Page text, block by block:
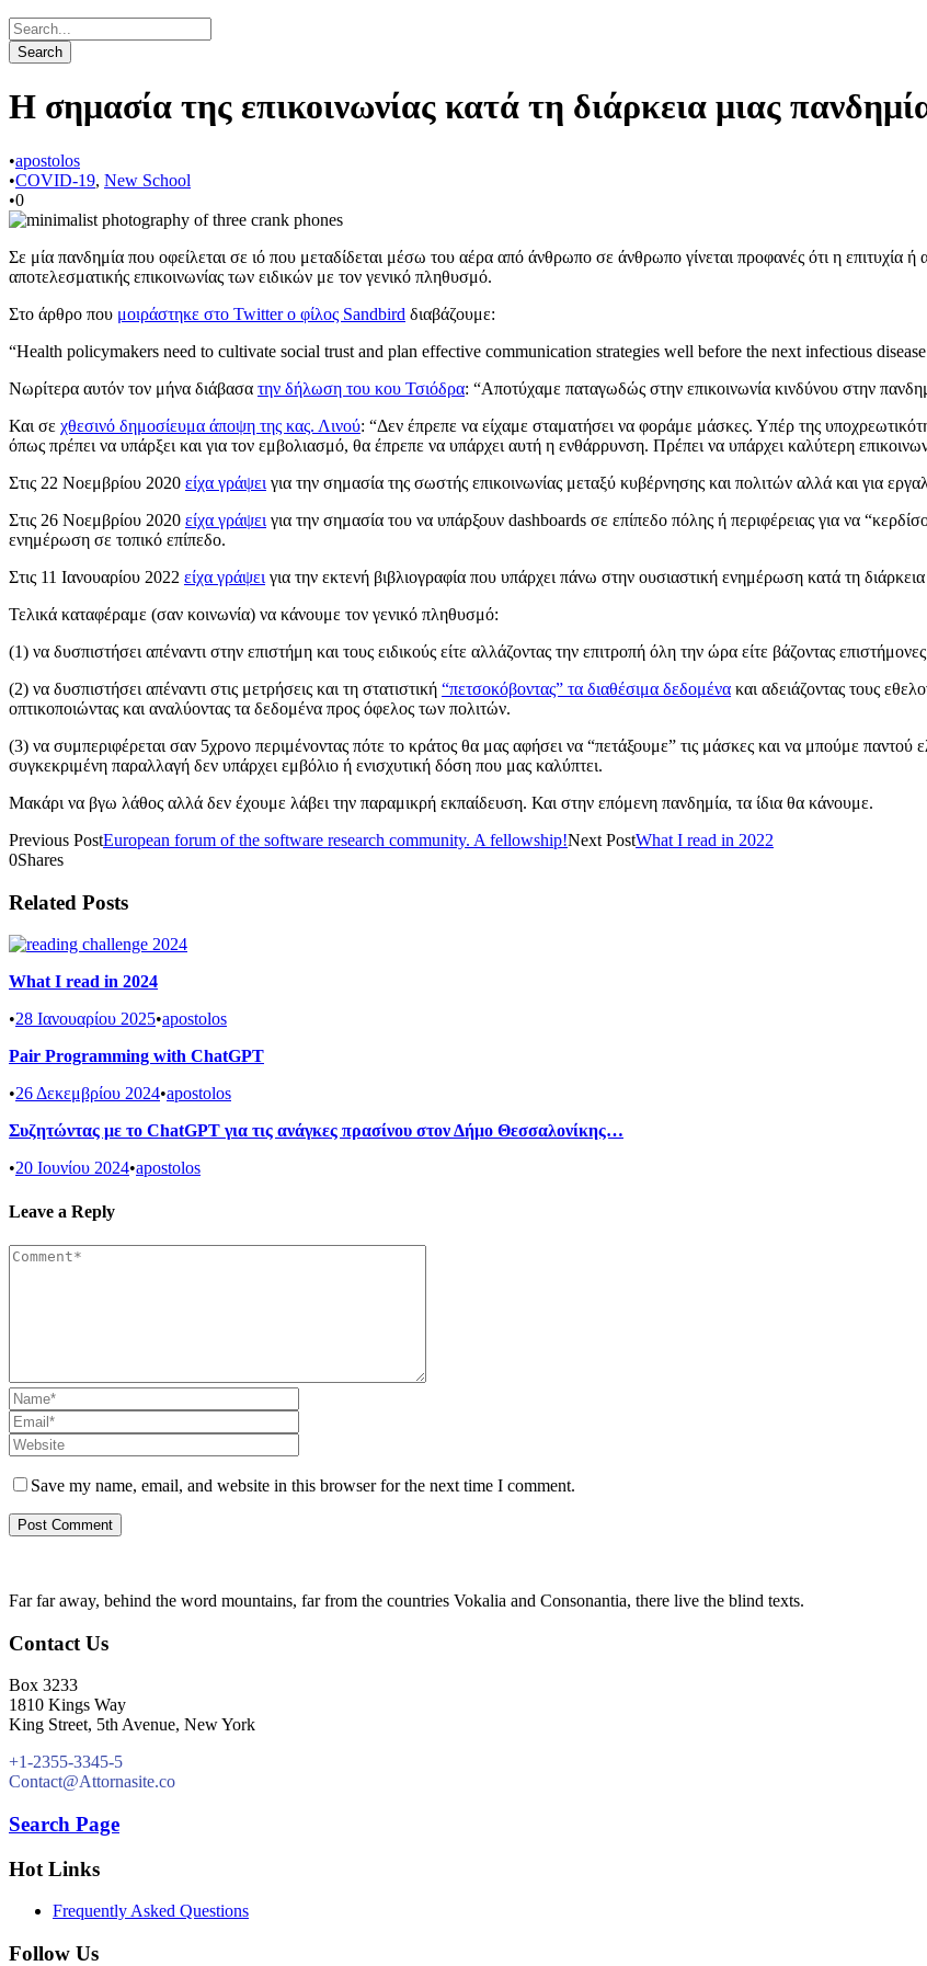
Η σημασία της επικοινωνίας κατά τη διάρκεια μιας
•apostolos
•COVID-19, New School
•0
Σε μία πανδημία που οφείλεται σε ιό που μεταδίδεται μέσω του αέρα από άνθρωπο σε άνθρωπο γίνεται προφανές ότι η επιτυχία ή
αποτελεσματικής επικοινωνίας των ειδικών με τον γενικό πληθυσμό.
Στο άρθρο που μοιράστηκε στο Twitter ο φίλος Sandbird διαβάζουμε:
“Health policymakers need to cultivate social trust and plan effective communication strategies well before the next infectious
Νωρίτερα αυτόν τον μήνα διάβασα την δήλωση του κου Τσιόδρα: “Αποτύχαμε παταγωδώς στην επικοινωνία κινδύνου στην
Και σε χθεσινό δημοσίευμα άποψη της κας. Λινού: “Δεν έπρεπε να είχαμε σταματήσει να φοράμε μάσκες. Υπέρ της
όπως πρέπει να υπάρξει και για τον εμβολιασμό, θα έπρεπε να υπάρχει αυτή η ενθάρρυνση. Πρέπει να υπάρχει καλύτερη
Στις 22 Νοεμβρίου 2020 είχα γράψει για την σημασία της σωστής επικοινωνίας μεταξύ κυβέρνησης και πολιτών αλλά και για
Στις 26 Νοεμβρίου 2020 είχα γράψει για την σημασία του να υπάρξουν dashboards σε επίπεδο πόλης ή περιφέρειας για να
ενημέρωση σε τοπικό επίπεδο.
Στις 11 Ιανουαρίου 2022 είχα γράψει για την εκτενή βιβλιογραφία που υπάρχει πάνω στην ουσιαστική ενημέρωση κατά τη
Τελικά καταφέραμε (σαν κοινωνία) να κάνουμε τον γενικό πληθυσμό:
(1) να δυσπιστήσει απέναντι στην επιστήμη και τους ειδικούς είτε αλλάζοντας την επιτροπή όλη την ώρα είτε βάζοντας
(2) να δυσπιστήσει απέναντι στις μετρήσεις και τη στατιστική “πετσοκόβοντας” τα διαθέσιμα δεδομένα και αδειάζοντας τους
οπτικοποιώντας και αναλύοντας τα δεδομένα προς όφελος των πολιτών.
(3) να συμπεριφέρεται σαν 5χρονο περιμένοντας πότε το κράτος θα μας αφήσει να “πετάξουμε” τις μάσκες και να μπούμε παντού
συγκεκριμένη παραλλαγή δεν υπάρχει εμβόλιο ή ενισχυτική δόση που μας καλύπτει.
Μακάρι να βγω λάθος αλλά δεν έχουμε λάβει την παραμικρή εκπαίδευση. Και στην επόμενη πανδημία, τα ίδια θα κάνουμε.
Previous PostEuropean forum of the software research community. A fellowship!Next PostWhat I read in 2022
0Shares
Related Posts
What I read in 2024
•28 Ιανουαρίου 2025•apostolos
Pair Programming with ChatGPT
•26 Δεκεμβρίου 2024•apostolos
Συζητώντας με το ChatGPT για τις ανάγκες πρασίνου στον Δήμο Θεσσαλονίκης…
•20 Ιουνίου 2024•apostolos
Leave a Reply
Save my name, email, and website in this browser for the next time I comment.
Far far away, behind the word mountains, far from the countries Vokalia and Consonantia, there live the blind texts.
Contact Us
Box 3233
1810 Kings Way
King Street, 5th Avenue, New York
+1-2355-3345-5
Contact@Attornasite.co
Search Page
Hot Links
Frequently Asked Questions
Follow Us